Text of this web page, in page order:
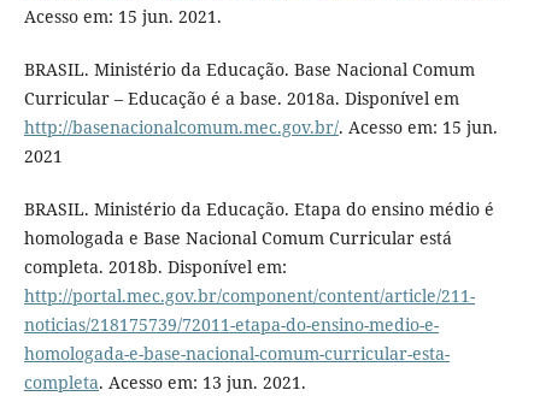
Acesso em: 15 jun. 2021.
BRASIL. Ministério da Educação. Base Nacional Comum
Curricular – Educação é a base. 2018a. Disponível em
http://basenacionalcomum.mec.gov.br/. Acesso em: 15 jun.
2021
BRASIL. Ministério da Educação. Etapa do ensino médio é
homologada e Base Nacional Comum Curricular está
completa. 2018b. Disponível em:
http://portal.mec.gov.br/component/content/article/211-
noticias/218175739/72011-etapa-do-ensino-medio-e-
homologada-e-base-nacional-comum-curricular-esta-
completa. Acesso em: 13 jun. 2021.